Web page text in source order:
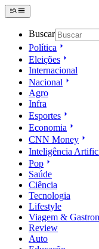
Buscar
Política
Eleições
Internacional
Nacional
Agro
Infra
Esportes
Economia
CNN Money
Inteligência
Pop
Saúde
Ciência
Tecnologia
Lifestyle
Viagem &
Review
Auto